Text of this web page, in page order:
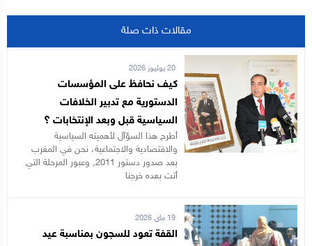
مقالات ذات صلة
20 يوليوز 2026
كيف نحافظ على المؤسسات
الدستورية مع تدبير الخلافات
السياسية قبل وبعد الإنتخابات ؟
أطرح هذا السؤآل لأهميته السياسية
والاقتصادية والاجتماعية، نحن في المغرب
بعد صدور دستور 2011, وعبور المرحلة التي
أتت بعده خرجنا
19 ماي 2026
القفة تعود للسجون بمناسبة عيد